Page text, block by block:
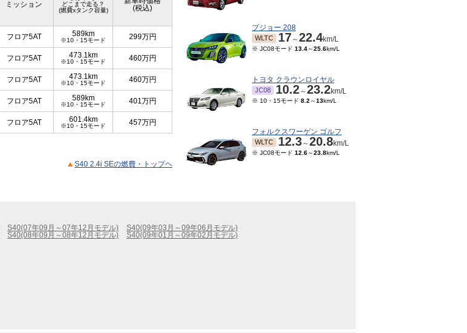
ミッション
どこまで走る？
(燃費xタンク容量)
(税込)
フロア5AT 589km
※10・15モード 299万円
フロア5AT 473.1km
※10・15モード 460万円
フロア5AT 473.1km
※10・15モード 460万円
フロア5AT 589km
※10・15モード 401万円
フロア5AT 601.4km
※10・15モード 457万円
S40 2.4i SEの燃費・トップヘ
プジョー 208
WLTC 17～22.4km/L
※ JC08モード 13.4～25.6km/L
トヨタ クラウンロイヤル
JC08 10.2～23.2km/L
※ 10・15モード 8.2 ～13km/L
フォルクスワーゲン ゴルフ
WLTC 12.3～20.8km/L
※ JC08モード 12.6～23.8km/L
S40(07年09月～07年12月モデル)
S40(09年03月～09年06月モデル)
S40(08年09月～08年12月モデル)
S40(09年01月～09年02月モデル)